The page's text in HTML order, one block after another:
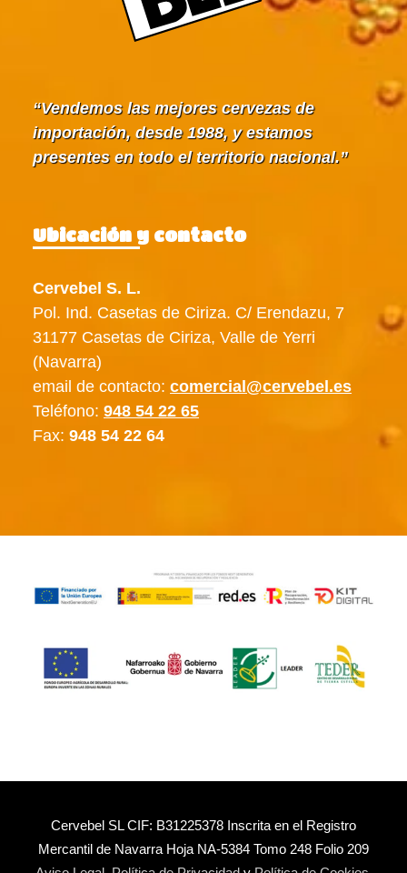
Vendemos las mejores cervezas de
importación, desde 1988, y estamos
presentes en todo el territorio nacional.
Ubicación y contacto
Cervebel S. L.
Pol. Ind. Casetas de Ciriza. C/ Erendazu, 7
31177 Casetas de Ciriza, Valle de Yerri
(Navarra)
email de contacto: comercial@cervebel.es
Teléfono: 948 54 22 65
Fax: 948 54 22 64
Cervebel SL CIF: B31225378 Inscrita en el Registro
Mercantil de Navarra Hoja NA-5384 Tomo 248 Folio 209